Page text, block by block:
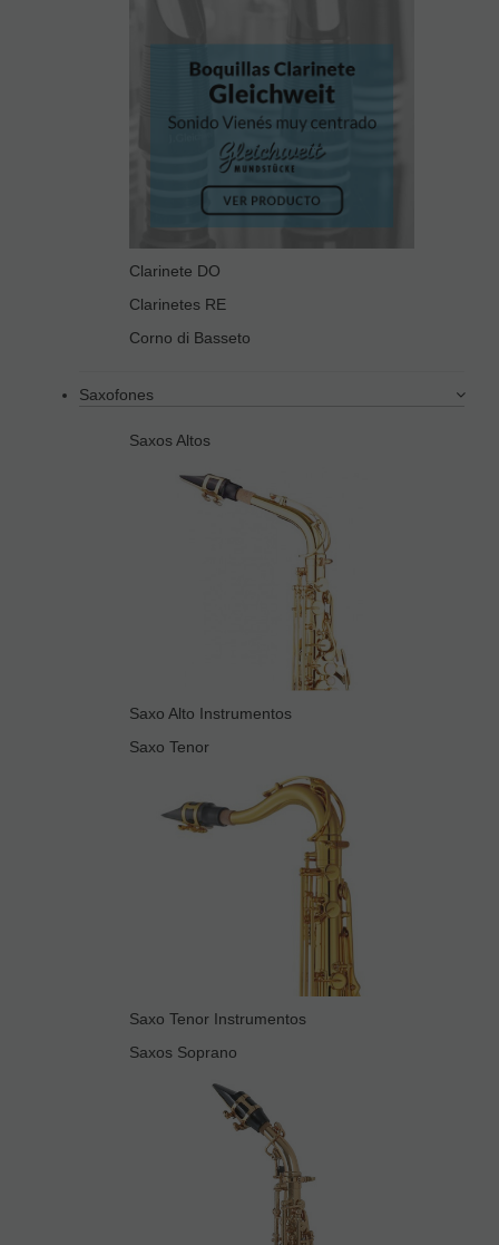
Clarinete DO
Clarinetes RE
Corno di Basseto
Saxofones
Saxos Altos
Saxo Alto Instrumentos
Saxo Tenor
Saxo Tenor Instrumentos
Saxos Soprano